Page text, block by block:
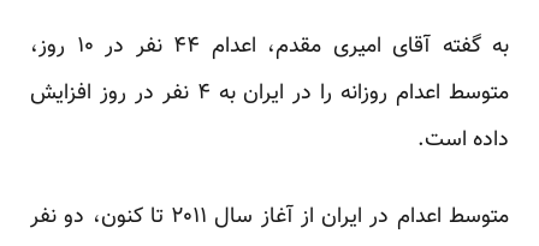
به گفته آقای امیری مقدم، اعدام ۴۴ نفر در ۱۰ روز،
متوسط اعدام روزانه را در ایران به ۴ نفر در روز افزایش
داده است.
متوسط اعدام در ایران از آغاز سال ۲۰۱۱ تا کنون، دو نفر